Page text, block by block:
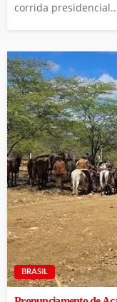
corrida
BRASIL